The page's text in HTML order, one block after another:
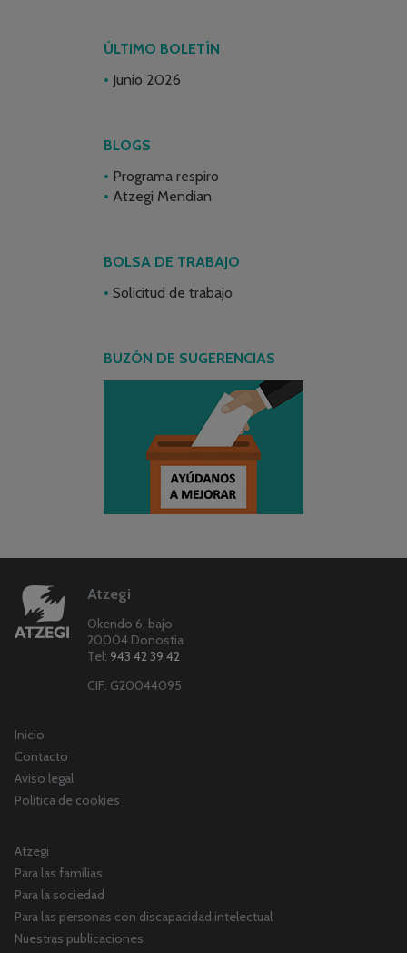
ÚLTIMO BOLETÍN
Junio 2026
BLOGS
Programa respiro
Atzegi Mendian
BOLSA DE TRABAJO
Solicitud de trabajo
BUZÓN DE SUGERENCIAS
Atzegi
Okendo 6, bajo
20004 Donostia
Tel: 943 42 39 42
CIF: G20044095
Inicio
Contacto
Aviso legal
Política de cookies
Atzegi
Para las familias
Para la sociedad
Para las personas con discapacidad intelectual
Nuestras publicaciones